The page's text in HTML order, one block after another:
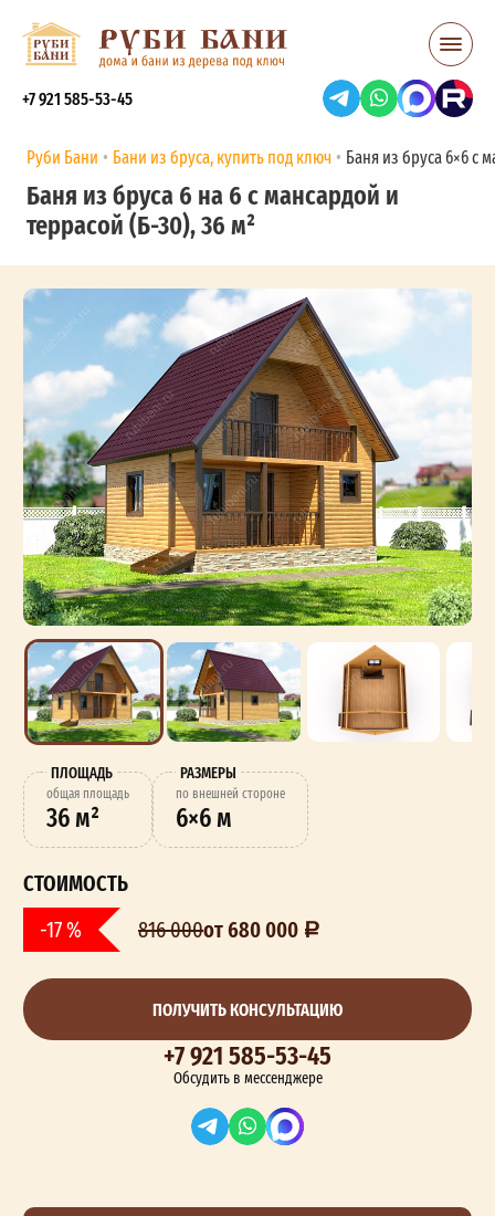
+7 921 585-53-45
Руби Бани Бани из бруса, купить под ключ Баня из бруса 6×6 с
Баня из бруса 6 на 6 с мансардой и
террасой (Б-30), 36 м²
ПЛОЩАДЬ
oбщая площадь
36 м²
РАЗМЕРЫ
по внешней стороне
6×6 м
СТОИМОСТЬ
-17 % 816 000от 680 000
ПОЛУЧИТЬ КОНСУЛЬТАЦИЮ
+7 921 585-53-45
Обсудить в мессенджере